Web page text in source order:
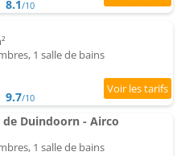
8.1/10
1 salle de bains
9.7/10
de Duindoorn - Airco
1 salle de bains